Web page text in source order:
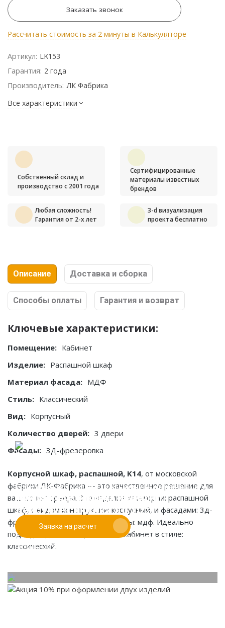
Заказать звонок
Рассчитать стоимость за 2 минуты в Калькуляторе
Артикул: LK153
Гарантия: 2 года
Производитель: ЛК Фабрика
Все характеристики
Собственный склад и
производство с 2001 года
Сертифицированные
материалы известных
брендов
Любая сложность!
Гарантия от 2-х лет
3-d визуализация
проекта бесплатно
Описание Доставка и сборка
Способы оплаты Гарантия и возврат
Ключевые характеристики:
Помещение: Кабинет
Изделие: Распашной шкаф
Материал фасада: МДФ
Стиль: Классический
Вид: Корпусный
Количество дверей: 3 двери
Фасады: 3Д-фрезеровка
Корпусной шкаф, распашной, K14, от московской
фабрики ЛК-Фабрика — это качественное решение для
вашего интерьера. Это изделие категории: распашной
шкаф, с видом конструкции: корпусный, и фасадами: 3д-
фрезеровка. Основные материалы: мдф. Идеально
подходит для помещения типа кабинет в стиле:
классический.
Если у вас есть эскиз то вы можете отправить его
нам для предварительной оценки
Заявка на расчет
При заказе от двух изделий
действует скидка до 10%
Работаем только по индивидуальным проектам.
Адаптируем лучшие идеи дизайнеров под Ваши
потребности.